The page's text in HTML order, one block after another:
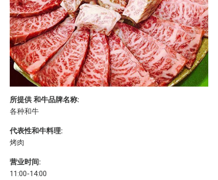
所提供 和牛品牌名称:
各种和牛
代表性和牛料理:
烤肉
营业时间:
11:00-14:00